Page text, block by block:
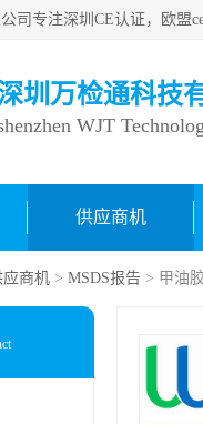
圳万检通科技
WJT
供应商机
应商机 > MSDS报告 > 甲油